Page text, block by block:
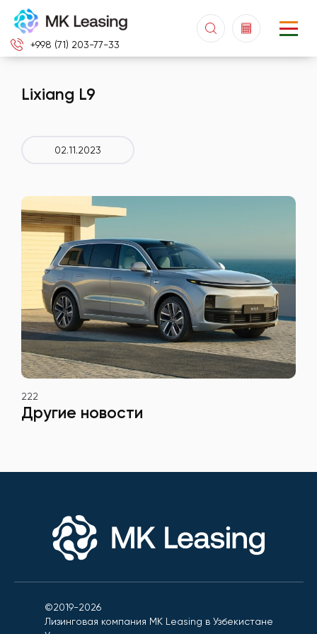
+998 (71) 203-77-33
Lixiang L9
02.11.2023
222
Другие новости
©2019-2026
Лизинговая компания MK Leasing в Узбекистане